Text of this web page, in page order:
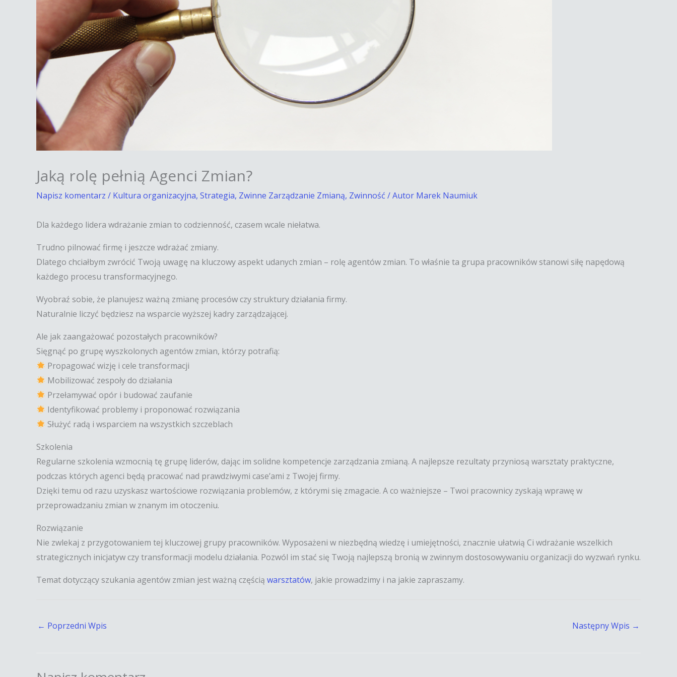
Jaką rolę pełnią Agenci Zmian?
Napisz komentarz / Kultura organizacyjna, Strategia, Zwinne Zarządzanie Zmianą, Zwinność / Autor Marek Naumiuk
Dla każdego lidera wdrażanie zmian to codzienność, czasem wcale niełatwa.
Trudno pilnować firmę i jeszcze wdrażać zmiany.
Dlatego chciałbym zwrócić Twoją uwagę na kluczowy aspekt udanych zmian – rolę agentów zmian. To właśnie ta grupa pracowników stanowi siłę napędową
każdego procesu transformacyjnego.
Wyobraź sobie, że planujesz ważną zmianę procesów czy struktury działania firmy.
Naturalnie liczyć będziesz na wsparcie wyższej kadry zarządzającej.
Ale jak zaangażować pozostałych pracowników?
Sięgnąć po grupę wyszkolonych agentów zmian, którzy potrafią:
Propagować wizję i cele transformacji
Mobilizować zespoły do działania
Przełamywać opór i budować zaufanie
Identyfikować problemy i proponować rozwiązania
Służyć radą i wsparciem na wszystkich szczeblach
Szkolenia
Regularne szkolenia wzmocnią tę grupę liderów, dając im solidne kompetencje zarządzania zmianą. A najlepsze rezultaty przyniosą warsztaty praktyczne,
podczas których agenci będą pracować nad prawdziwymi case’ami z Twojej firmy.
Dzięki temu od razu uzyskasz wartościowe rozwiązania problemów, z którymi się zmagacie. A co ważniejsze – Twoi pracownicy zyskają wprawę w
przeprowadzaniu zmian w znanym im otoczeniu.
Rozwiązanie
Nie zwlekaj z przygotowaniem tej kluczowej grupy pracowników. Wyposażeni w niezbędną wiedzę i umiejętności, znacznie ułatwią Ci wdrażanie wszelkich
strategicznych inicjatyw czy transformacji modelu działania. Pozwól im stać się Twoją najlepszą bronią w zwinnym dostosowywaniu organizacji do wyzwań rynku.
Temat dotyczący szukania agentów zmian jest ważną częścią warsztatów, jakie prowadzimy i na jakie zapraszamy.
← Poprzedni Wpis Następny Wpis →